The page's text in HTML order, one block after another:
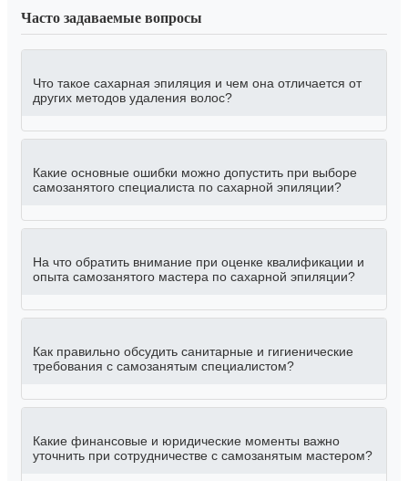
Часто задаваемые вопросы
Что такое сахарная эпиляция и чем она отличается от
других методов удаления волос?
Какие основные ошибки можно допустить при выборе
самозанятого специалиста по сахарной эпиляции?
На что обратить внимание при оценке квалификации и
опыта самозанятого мастера по сахарной эпиляции?
Как правильно обсудить санитарные и гигиенические
требования с самозанятым специалистом?
Какие финансовые и юридические моменты важно
уточнить при сотрудничестве с самозанятым мастером?